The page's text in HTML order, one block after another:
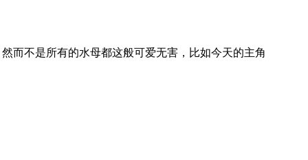
而不是所有的水母都这般可爱无害，比如今天的主角